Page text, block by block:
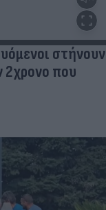
στήνουν
2χρονο που